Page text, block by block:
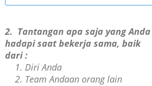
2. Tantangan apa saja yang Anda
hadapi saat bekerja sama, baik
dari :
Diri Anda
Team Andaan orang lain